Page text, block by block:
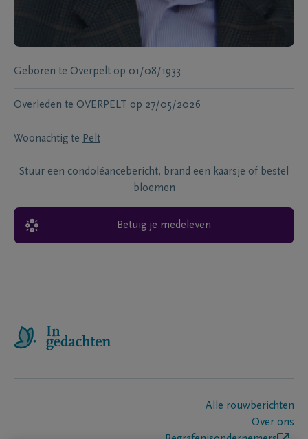
Geboren te Overpelt op 01/08/1933
Overleden te OVERPELT op 27/05/2026
Woonachtig te Pelt
Stuur een condoléancebericht, brand een kaarsje of bestel
bloemen
Betuig je medeleven
Alle rouwberichten
Over ons